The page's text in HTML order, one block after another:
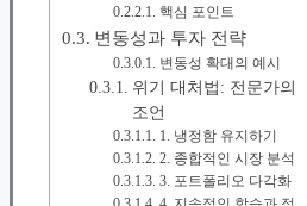
핵심 포인트
변동성과 투자 전략
변동성 확대의 예시
위기 대처법: 전문가의
조언
1. 냉정함 유지하기
2. 종합적인 시장 분석
3. 포트폴리오 다각화